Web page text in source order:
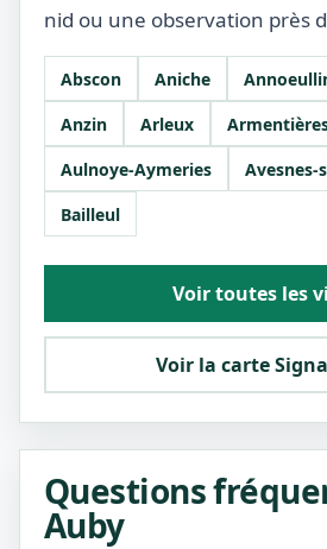
nid ou une observation près
Abscon Aniche
Anzin
Arleux
Aulnoye-Aymeries
Avesnes-
Bailleul
Voir toutes les
Voir la carte
Questions
Auby